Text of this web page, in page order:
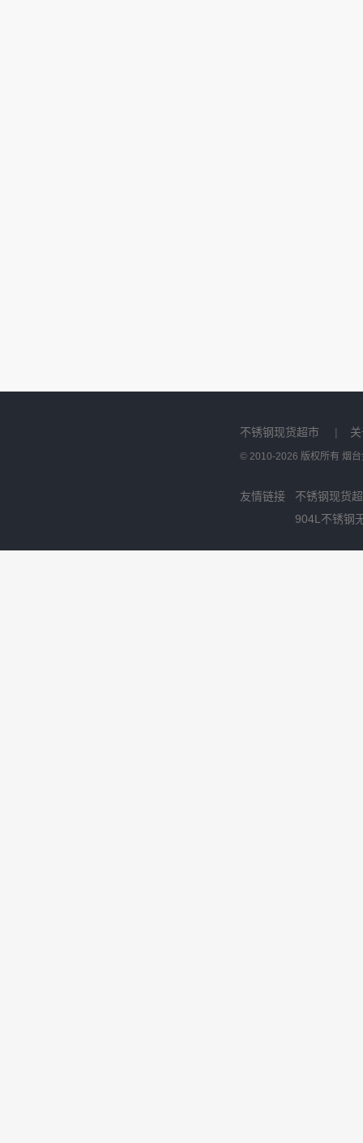
不锈钢现货超市 |
© 2010-2026 版权所有 烟
友情链接
不锈钢现货
904L不锈钢